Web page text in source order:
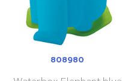
808980